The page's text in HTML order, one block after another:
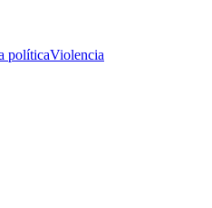
políticaViolencia